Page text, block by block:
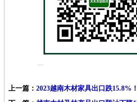
上一篇： 2023越南木材家具出口跌15.8%！